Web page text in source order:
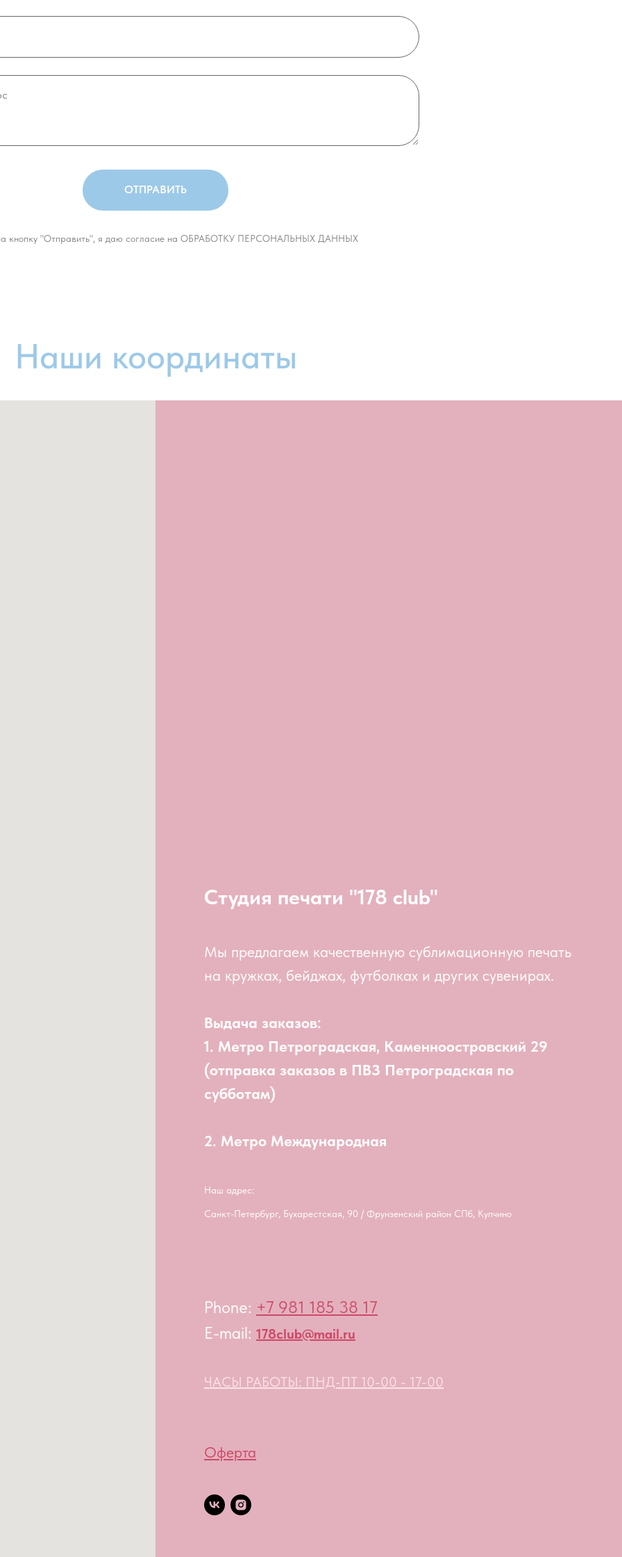
ОТПРАВИТЬ
кнопку "Отправить", я даю согласие на ОБРАБОТКУ ПЕРСОНАЛЬНЫХ ДАННЫХ
Наши координаты
Студия печати "178 club"
Мы предлагаем качественную сублимационную печать
на кружках, бейджах, футболках и других сувенирах.
Выдача заказов:
1. Метро Петроградская, Каменноостровский 29
(отправка заказов в ПВЗ Петроградская по
субботам)
2. Метро Международная
Наш адрес:
Санкт-Петербург, Бухарестская, 90 / Фрунзенский район СПб, Купчино
Phone: +7 981 185 38 17
E-mail: 178club@mail.ru
ЧАСЫ РАБОТЫ: ПНД-ПТ 10-00 - 17-00
Оферта